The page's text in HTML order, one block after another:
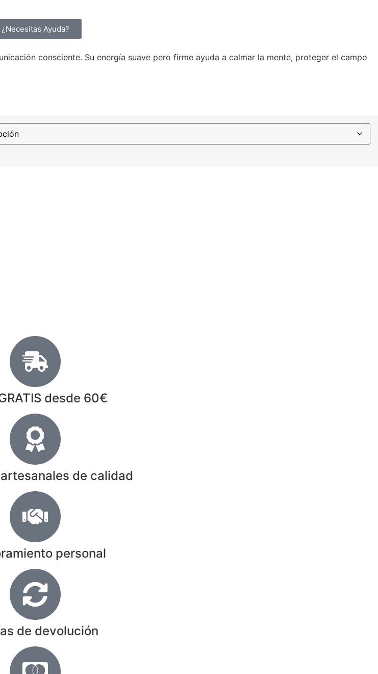
¿Necesitas Ayuda?
consciente. Su energía suave pero firme ayuda a calmar la mente, proteger el campo
desde 60€
de calidad
personal
de devolución